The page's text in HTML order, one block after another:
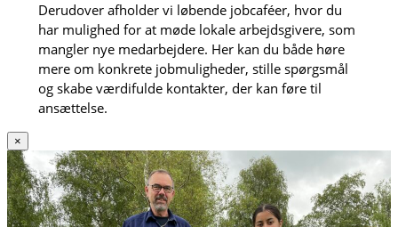
Derudover afholder vi løbende jobcaféer, hvor du
har mulighed for at møde lokale arbejdsgivere, som
mangler nye medarbejdere. Her kan du både høre
mere om konkrete jobmuligheder, stille spørgsmål
og skabe værdifulde kontakter, der kan føre til
ansættelse.
×